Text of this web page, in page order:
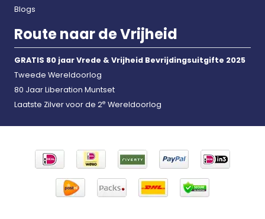
Blogs
Route naar de Vrijheid
GRATIS 80 jaar Vrede & Vrijheid Bevrijdingsuitgifte 2025
Tweede Wereldoorlog
80 Jaar Liberation Muntset
Laatste Zilver voor de 2e Wereldoorlog